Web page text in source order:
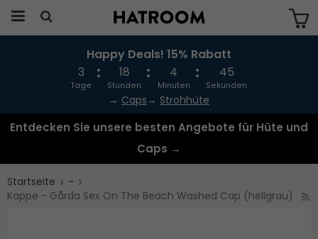
Das Produkt wurde in Ihren Warenkorb
gelegt
Happy Deals! 15% Rabatt
3
Tage
18
Stunden
4
Minuten
45
Sekunden
→ Caps → Strohhüte
Entdecken Sie unsere besten Angebote für Hüte und
Caps →
Startseite
-
Kappe - Gårda Sex On The Beach Washed Cap (hellgrau)